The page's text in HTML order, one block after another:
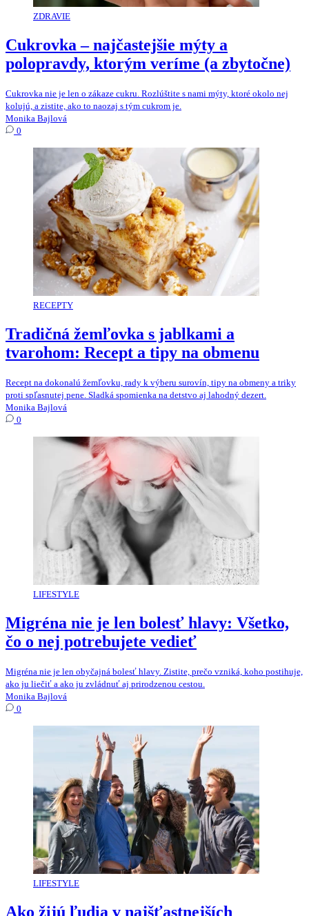
ZDRAVIE
Cukrovka – najčastejšie mýty a
polopravdy, ktorým veríme (a zbytočne)
Cukrovka nie je len o zákaze cukru. Rozlúštite s nami mýty, ktoré okolo nej
kolujú, a zistite, ako to naozaj s tým cukrom je.
Monika Bajlová
0
RECEPTY
Tradičná žemľovka s jablkami a
tvarohom: Recept a tipy na obmenu
Recept na dokonalú žemľovku, rady k výberu surovín, tipy na obmeny a triky
proti spľasnutej pene. Sladká spomienka na detstvo aj lahodný dezert.
Monika Bajlová
0
LIFESTYLE
Migréna nie je len bolesť hlavy: Všetko,
čo o nej potrebujete vedieť
Migréna nie je len obyčajná bolesť hlavy. Zistite, prečo vzniká, koho postihuje,
ako ju liečiť a ako ju zvládnuť aj prirodzenou cestou.
Monika Bajlová
0
LIFESTYLE
Ako žijú ľudia v najšťastnejších